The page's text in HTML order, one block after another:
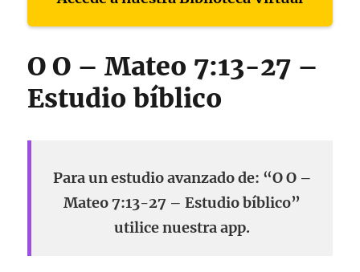
O O – Mateo 7:13-27 –
Estudio bíblico
Para un estudio avanzado de: “O O –
Mateo 7:13-27 – Estudio bíblico”
utilice nuestra app.